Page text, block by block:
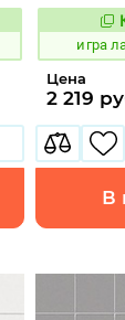
игра
Цена
2 219
В